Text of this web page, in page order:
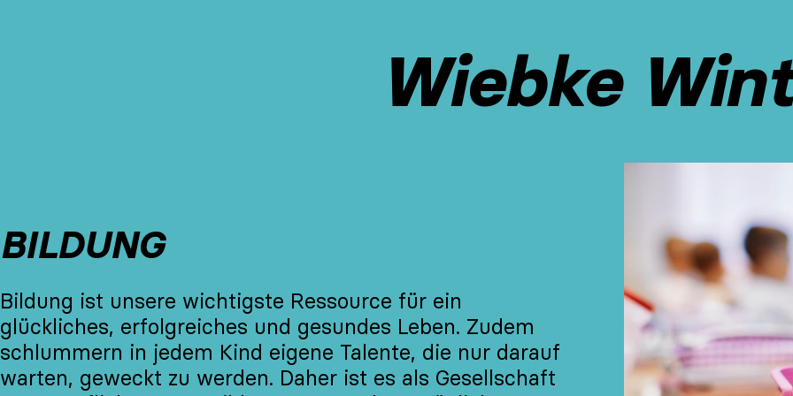
Wiebke
BILDUNG
Bildung ist unsere wichtigste Ressource für ein
glückliches, erfolgreiches und gesundes Leben. Zudem
schlummern in jedem Kind eigene Talente, die nur darauf
warten, geweckt zu werden. Daher ist es als Gesellschaft